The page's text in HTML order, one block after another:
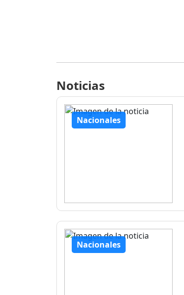
Noticias
Nacionales
Nacionales